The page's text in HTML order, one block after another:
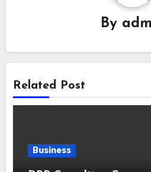
By
Related Post
Business